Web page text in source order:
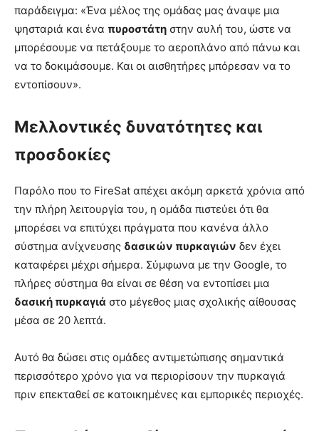
παράδειγμα: «Ένα μέλος της ομάδας μας άναψε μια
ψησταριά και ένα πυροστάτη στην αυλή του, ώστε να
μπορέσουμε να πετάξουμε το αεροπλάνο από πάνω και
να το δοκιμάσουμε. Και οι αισθητήρες μπόρεσαν να το
εντοπίσουν».
Μελλοντικές δυνατότητες και
προσδοκίες
Παρόλο που το FireSat απέχει ακόμη αρκετά χρόνια από
την πλήρη λειτουργία του, η ομάδα πιστεύει ότι θα
μπορέσει να επιτύχει πράγματα που κανένα άλλο
σύστημα ανίχνευσης δασικών πυρκαγιών δεν έχει
καταφέρει μέχρι σήμερα. Σύμφωνα με την Google, το
πλήρες σύστημα θα είναι σε θέση να εντοπίσει μια
δασική πυρκαγιά στο μέγεθος μιας σχολικής αίθουσας
μέσα σε 20 λεπτά.
Αυτό θα δώσει στις ομάδες αντιμετώπισης σημαντικά
περισσότερο χρόνο για να περιορίσουν την πυρκαγιά
πριν επεκταθεί σε κατοικημένες και εμπορικές περιοχές.